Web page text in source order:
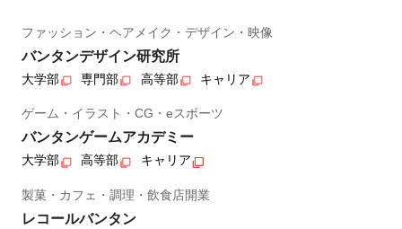
ファッション・ヘアメイク・デザイン・映像
バンタンデザイン研究所
大学部 専門部 高等部 キャリア
ゲーム・イラスト・CG・eスポーツ
バンタンゲームアカデミー
大学部 高等部 キャリア
製菓・カフェ・調理・飲食店開業
レコールバンタン